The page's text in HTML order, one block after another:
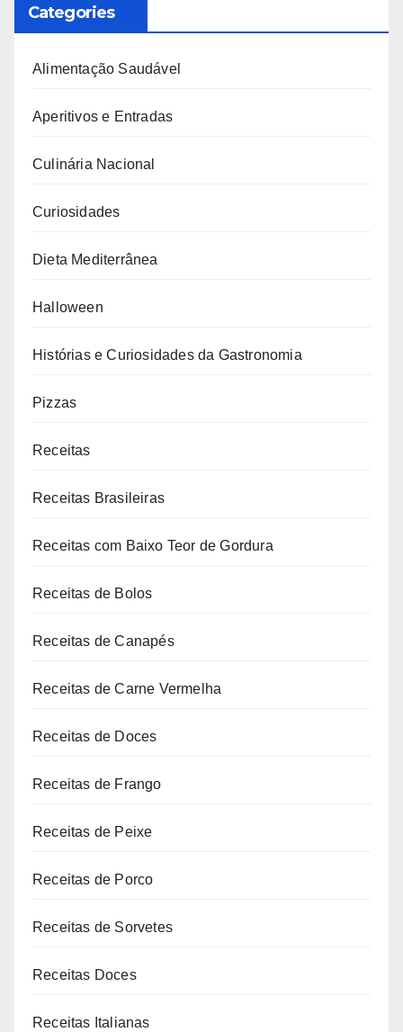
Categories
Alimentação Saudável
Aperitivos e Entradas
Culinária Nacional
Curiosidades
Dieta Mediterrânea
Halloween
Histórias e Curiosidades da Gastronomia
Pizzas
Receitas
Receitas Brasileiras
Receitas com Baixo Teor de Gordura
Receitas de Bolos
Receitas de Canapés
Receitas de Carne Vermelha
Receitas de Doces
Receitas de Frango
Receitas de Peixe
Receitas de Porco
Receitas de Sorvetes
Receitas Doces
Receitas Italianas